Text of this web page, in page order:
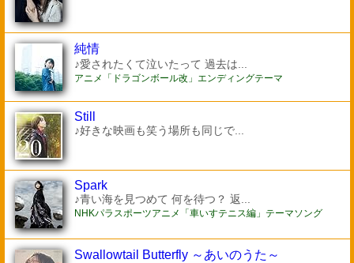
純情
♪愛されたくて泣いたって 過去は...
アニメ「ドラゴンボール改」エンディングテーマ
Still
♪好きな映画も笑う場所も同じで...
Spark
♪青い海を見つめて 何を待つ？ 返...
NHKパラスポーツアニメ「車いすテニス編」テーマソング
Swallowtail Butterfly ～あいのうた～